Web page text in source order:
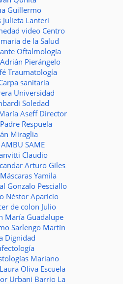
Guillermo
Julieta Lanteri
video Centro
de la Salud
Oftalmología
Adrián Pierángelo
Traumatología
sanitaria
Universidad
Soledad
Aseff Director
Respuela
Miraglia
AMBU SAME
Claudio
Arturo Giles
Máscaras Yamila
Gonzalo Pesciallo
Néstor Aparicio
de colon Julio
María Guadalupe
Sarlengo Martín
Dignidad
Mariano
Laura Oliva Escuela
Urbani Barrio La